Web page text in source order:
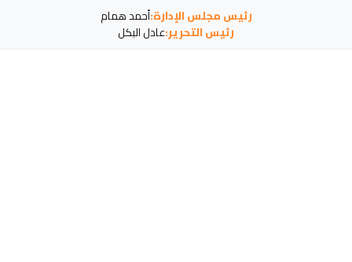
رئيس مجلس الإدارة:أحمد همام
رئيس التحرير:عادل البكل